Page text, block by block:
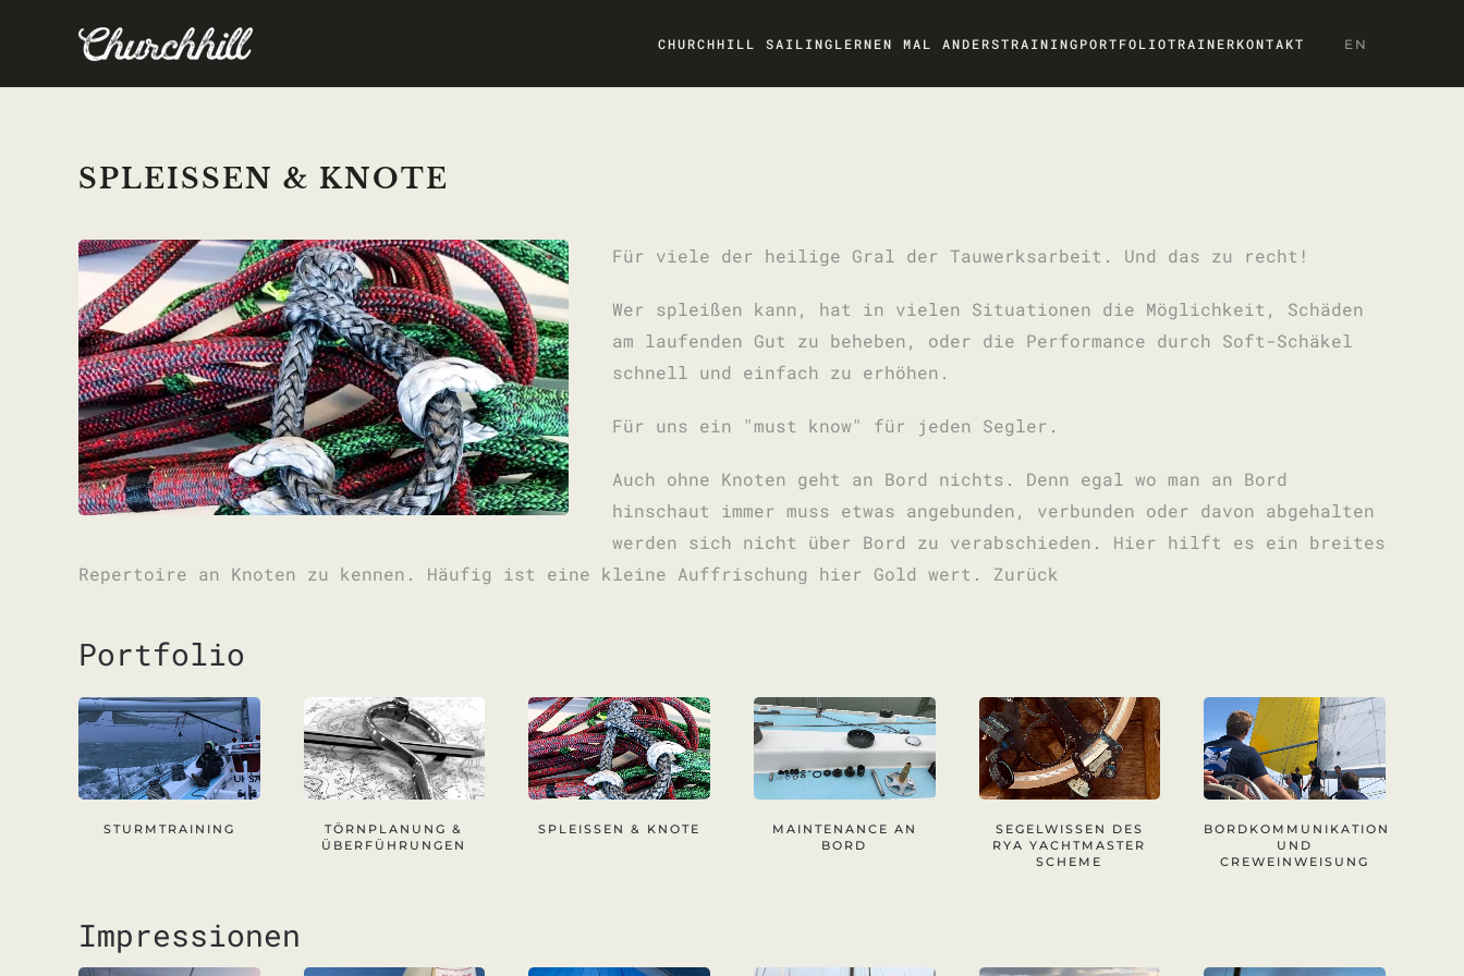
Skip to main content CHURCHHILL SAILINGLERNEN MAL ANDERSTRAININGPORTFOLIOTRAINERKONTAKT EN
SPLEISSEN & KNOTE
Für viele der heilige Gral der Tauwerksarbeit. Und das zu recht!
Wer spleißen kann, hat in vielen Situationen die Möglichkeit, Schäden
am laufenden Gut zu beheben, oder die Performance durch Soft-Schäkel
schnell und einfach zu erhöhen.
Für uns ein "must know" für jeden Segler.
Auch ohne Knoten geht an Bord nichts. Denn egal wo man an Bord
hinschaut immer muss etwas angebunden, verbunden oder davon abgehalten
werden sich nicht über Bord zu verabschieden. Hier hilft es ein breites
Repertoire an Knoten zu kennen. Häufig ist eine kleine Auffrischung hier Gold wert. Zurück
Portfolio
STURMTRAINING
TÖRNPLANUNG &
ÜBERFÜHRUNGEN
SPLEISSEN & KNOTE
MAINTENANCE AN
BORD
SEGELWISSEN DES
RYA YACHTMASTER
SCHEME
BORDKOMMUNIKATION
UND
CREWEINWEISUNG
Impressionen